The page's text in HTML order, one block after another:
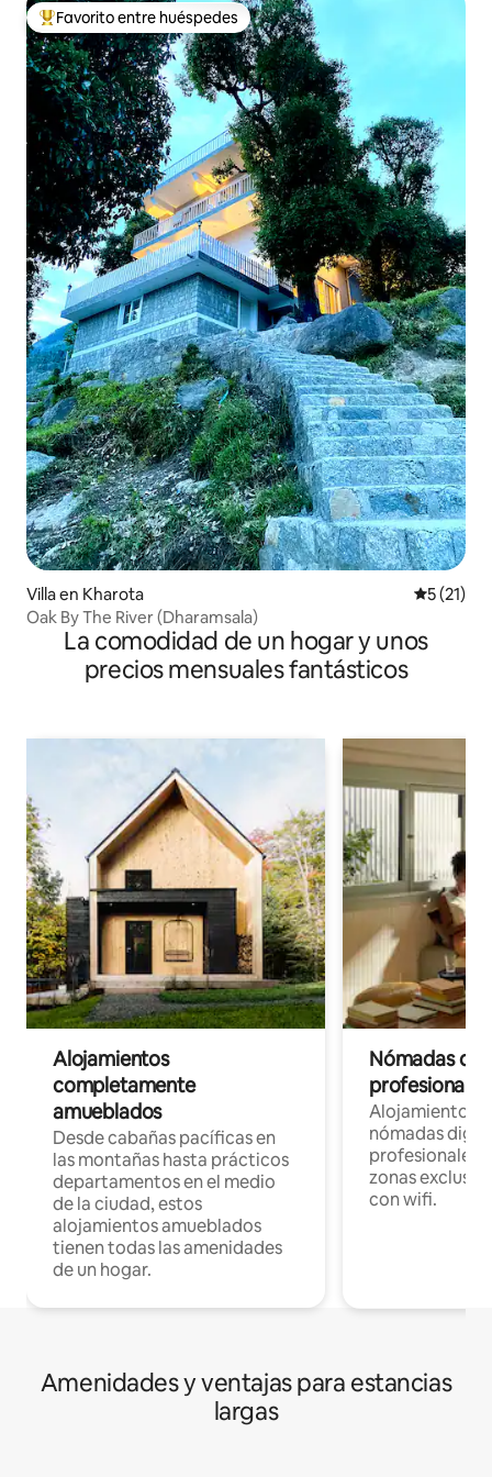
De los mejores en Favorito entre huéspedes
Favorito entre huéspedes
Villa en Kharota
5 (21)
Oak By The River (Dharamsala)
La comodidad de un hogar y unos
precios mensuales fantásticos
Alojamientos
completamente
amueblados
Desde cabañas pacíficas en
las montañas hasta prácticos
departamentos en el medio
de la ciudad, estos
alojamientos amueblados
tienen todas las amenidades
de un hogar.
Nómadas
Alojamientos
nómadas
profesionales
zonas
con wifi.
Amenidades y ventajas para estancias
largas